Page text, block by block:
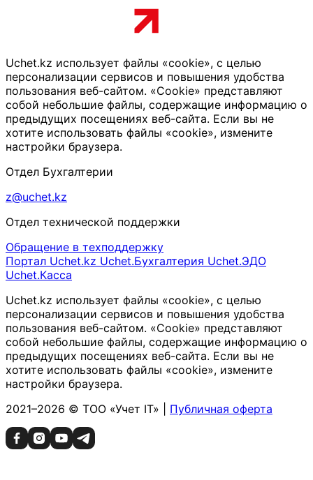
Uchet.kz использует файлы «cookie», с целью
персонализации сервисов и повышения удобства
пользования веб-сайтом. «Cookie» представляют
собой небольшие файлы, содержащие информацию о
предыдущих посещениях веб-сайта. Если вы не
хотите использовать файлы «cookie», измените
настройки браузера.
Отдел Бухгалтерии
z@uchet.kz
Отдел технической поддержки
Обращение в техподдержку
Портал Uchet.kz Uchet.Бухгалтерия Uchet.ЭДО
Uchet.Касса
Uchet.kz использует файлы «cookie», с целью
персонализации сервисов и повышения удобства
пользования веб-сайтом. «Cookie» представляют
собой небольшие файлы, содержащие информацию о
предыдущих посещениях веб-сайта. Если вы не
хотите использовать файлы «cookie», измените
настройки браузера.
2021–2026 © ТОО «Учет IT» | Публичная оферта